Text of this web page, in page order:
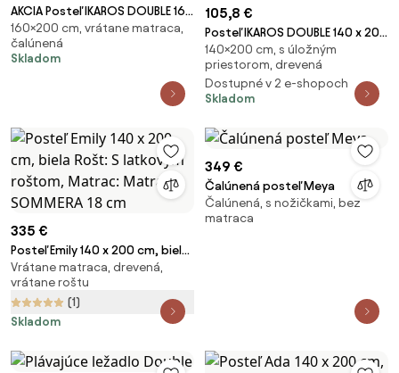
AKCIA Posteľ IKAROS DOUBLE 160
x 200 cm, biela II. akosť
160×200 cm, vrátane matraca,
čalúnená
Skladom
105,8 €
Posteľ IKAROS DOUBLE 140 x 200
cm, biela Rošt: Bez roštu,
Matrac: Bez matraca
140×200 cm, s úložným
priestorom, drevená
Dostupné v 2 e-shopoch
Skladom
335 €
Posteľ Emily 140 x 200 cm, biela
Rošt: S latkovým roštom,
Matrac: Matrac SOMMERA 18
cm
Vrátane matraca, drevená,
vrátane roštu
(1)
Skladom
349 €
Čalúnená posteľ Meya
Čalúnená, s nožičkami, bez
matraca